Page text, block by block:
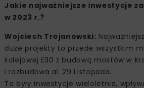
Jakie najważniejsze inwestycje
w 2023 r.?
Wojciech Trojanowski:
duże projekty to przede wszystkim
kolejowej E30 z budową mostów w
i rozbudowa al. 29 Listopada.
To były inwestycje wieloletnie,